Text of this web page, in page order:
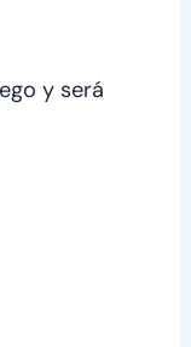
y será